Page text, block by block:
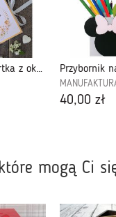
Drewniana kartka z okazji ślubu-PPS2301
40,00 zł
mogą Ci